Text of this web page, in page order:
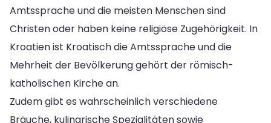
Amtssprache und die meisten Menschen sind
Christen oder haben keine religiöse Zugehörigkeit. In
Kroatien ist Kroatisch die Amtssprache und die
Mehrheit der Bevölkerung gehört der römisch-
katholischen Kirche an.
Zudem gibt es wahrscheinlich verschiedene
Bräuche, kulinarische Spezialitäten sowie